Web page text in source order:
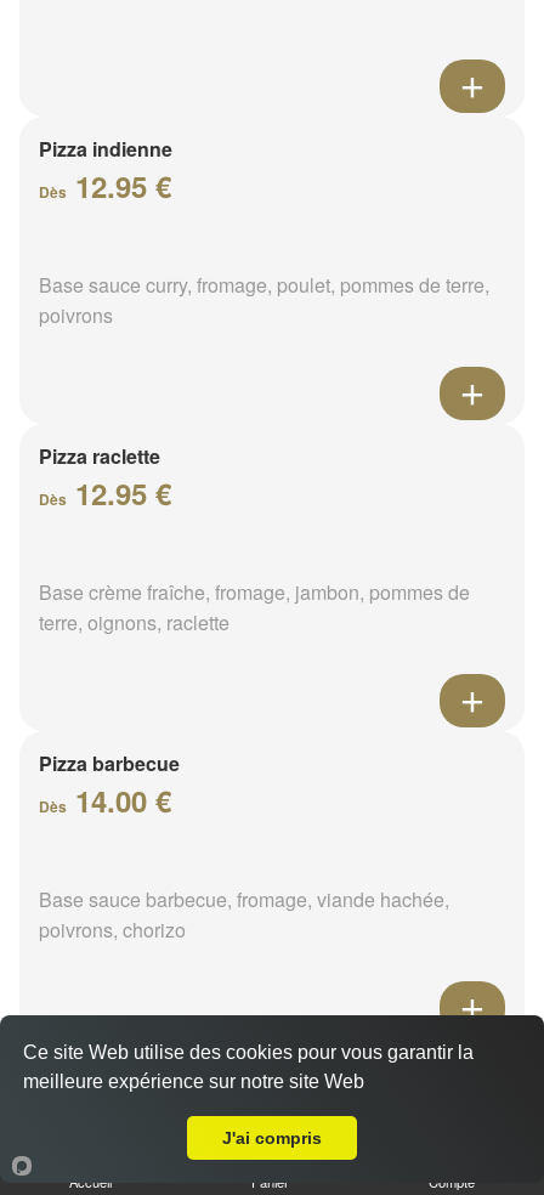
Pizza indienne
Dès 12.95 €
Base sauce curry, fromage, poulet, pommes de terre,
poivrons
Pizza raclette
Dès 12.95 €
Base crème fraîche, fromage, jambon, pommes de
terre, oignons, raclette
Pizza barbecue
Dès 14.00 €
Base sauce barbecue, fromage, viande hachée,
poivrons, chorizo
Pizza cannibale
Accueil Panier Compte
Ce site Web utilise des cookies pour vous garantir la
meilleure expérience sur notre site Web
J'ai compris